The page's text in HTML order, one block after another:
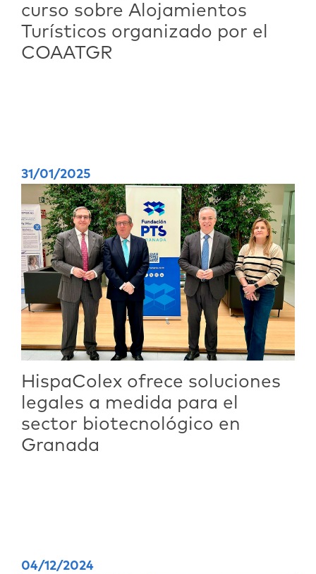
curso sobre Alojamientos
Turísticos organizado por el
COAATGR
31/01/2025
HispaColex ofrece soluciones
legales a medida para el
sector biotecnológico en
Granada
04/12/2024